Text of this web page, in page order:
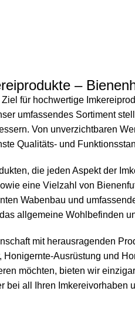
–
für hochwertige
umfassendes Sortiment
Von unverzichtbaren
Qualitäts- und
die jeden Aspekt der
eine Vielzahl von
Wabenbau und
das allgemeine Wohlbefinden
mit herausragenden
, Honigernte-Ausrüstung und
möchten, bieten wir
bei all Ihren